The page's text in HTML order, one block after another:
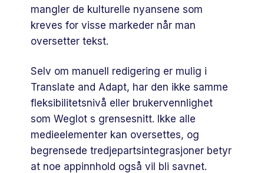
mangler de kulturelle nyansene som
kreves for visse markeder når man
oversetter tekst.
Selv om manuell redigering er mulig i
Translate and Adapt, har den ikke samme
fleksibilitetsnivå eller brukervennlighet
som Weglot s grensesnitt. Ikke alle
medieelementer kan oversettes, og
begrensede tredjepartsintegrasjoner betyr
at noe appinnhold også vil bli savnet.